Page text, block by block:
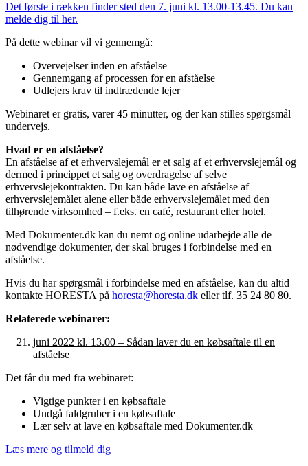
Det første i rækken finder sted den 7. juni kl. 13.00-13.45. Du kan
melde dig til her.
På dette webinar vil vi gennemgå:
Overvejelser inden en afståelse
Gennemgang af processen for en afståelse
Udlejers krav til indtrædende lejer
Webinaret er gratis, varer 45 minutter, og der kan stilles spørgsmål
undervejs.
Hvad er en afståelse?
En afståelse af et erhvervslejemål er et salg af et erhvervslejemål og
dermed i princippet et salg og overdragelse af selve
erhvervslejekontrakten. Du kan både lave en afståelse af
erhvervslejemålet alene eller både erhvervslejemålet med den
tilhørende virksomhed – f.eks. en café, restaurant eller hotel.
Med Dokumenter.dk kan du nemt og online udarbejde alle de
nødvendige dokumenter, der skal bruges i forbindelse med en
afståelse.
Hvis du har spørgsmål i forbindelse med en afståelse, kan du altid
kontakte HORESTA på horesta@horesta.dk eller tlf. 35 24 80 80.
Relaterede webinarer:
juni 2022 kl. 13.00 – Sådan laver du en købsaftale til en
afståelse
Det får du med fra webinaret:
Vigtige punkter i en købsaftale
Undgå faldgruber i en købsaftale
Lær selv at lave en købsaftale med Dokumenter.dk
Læs mere og tilmeld dig